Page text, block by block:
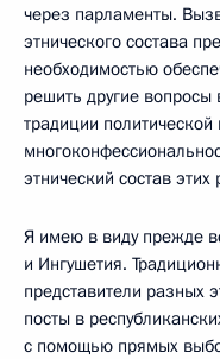
через парламенты.
этнического состава
необходимостью
решить другие
традиции политической
этнический состав этих
Я имею в виду прежде
и Ингушетия.
представители разных
посты в
с помощью прямых